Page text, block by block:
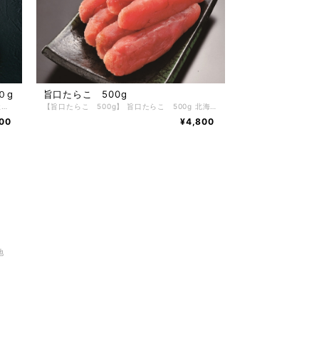
g
【天然本マグロ 中トロ １柵 ２００g】 天然本マグロ 中トロ １柵 ２００g クロマグロは別名「本マグロ」と呼ばれ、マグロ界の王様として最も人気の高い種類です。 日本近海を含む北太平洋や大西洋で漁獲され、黒く光る魚体と3m近い大きな身体が特徴です。 クロマグロは高級魚で、天然物になると1尾で約100万円以上の値打ちがします。高額で取引されることが多いため、「黒い海のダイヤ」と呼ばれることもあります。クロマグロの旬は冬で、鮮やかな赤い身と濃い旨味が特徴です。 今回の天然本マグロの中トロは脂味に赤身が、若干混ざって口当たりは、まろやかな味わいで 大人気の部位となってます。 さまざまな料理にアレンジが盛りだくさん、ご自宅で簡単にお刺身や海鮮丼や焼きなどが楽しめる逸品。 【お召し上がり方】 《氷水解凍》 凍ったサクを水道水で軽く洗う→キッチンペーパーでよく拭く→密閉袋にサクを入れ空気を押し出す→ボールに氷水を用意し、密閉袋を１時間程沈ませマグロを解凍する→マグロを袋から出しキッチンペーパーで水分を拭く→新しいペーパーでマグロをくるみラップして冷蔵庫で半日ほど寝かせ熟成させる。 《温塩水解凍》 ぬるま湯に塩を入れ３％程度の濃度の塩水を作る→マグロを1～2分程度浸ける→マグロを取り出し軽く洗う→キッチンペーパーで拭く→キッチンペーパーでくるみラップして冷蔵庫へ→半日ほど寝かせ旨味を引き出す。 解凍し熟成したマグロのサクを冷蔵庫から取り出したら、あとは切って刺身として食卓へ。あらかじめ食べる時間から逆算してください。 ※一度解凍したマグロは、再凍結してもおいしくありません。 ※マグロの解凍は自然解凍ではドリップが出ておいしくありません。必ず上記の方法で丁寧に解凍を行ってください。 【お召し上がり方】 ※電子レンジでの解凍は旨みが逃げてしまいますのでおやめ下さい。 【特定原材料】 なし 【配送方法】 冷凍便 【保存方法】 -18℃以下で保存して下さい。 解凍後は冷蔵庫で1日間、保存期間は冷凍庫で約2ヶ月。
旨口たらこ 500g
【旨口たらこ 500g】 旨口たらこ 500g 北海道の最高級旨口たらこ虎杖浜加工。 伝統ある虎杖浜独自の製法でじっくりと漬け込み、熟成させました。 繊細な薄皮の中には、しっかりとした粒がぎっしり詰まっています。 一粒一粒までしみこんだ旨みと、ぷちぷちとした食感。 あつあつご飯の上にのせて食べてもよし、パスタにしてもよし、様々な料理にお使いいただいても、最後の一粒まで楽しめる虎杖浜たらこ。
¥4,800